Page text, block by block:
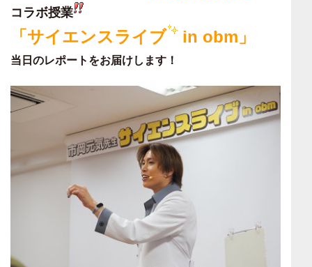
コラボ授業
「サイエンスライブ in obm」
当日のレポートをお届けします！